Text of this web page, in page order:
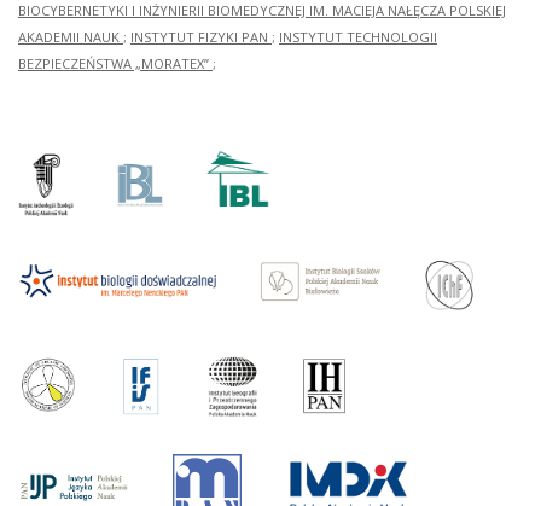
BIOCYBERNETYKI I INŻYNIERII BIOMEDYCZNEJ IM. MACIEJA NAŁĘCZA POLSKIEJ
AKADEMII NAUK ; INSTYTUT FIZYKI PAN ; INSTYTUT TECHNOLOGII
BEZPIECZEŃSTWA „MORATEX” ;